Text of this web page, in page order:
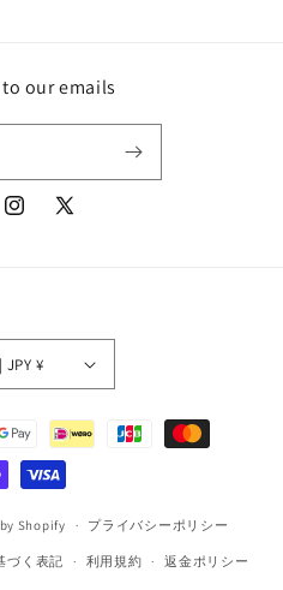
our emails
Instagram
X
日本 | JPY ¥
Shopify プライバシーポリシー
づく表記 利用規約 返金ポリシー